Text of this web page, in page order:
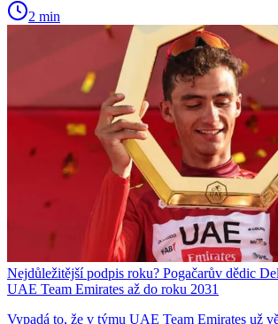
2 min
Nejdůležitější podpis roku? Pogačarův dědic
UAE Team Emirates až do roku 2031
Vypadá to, že v týmu UAE Team Emirates už